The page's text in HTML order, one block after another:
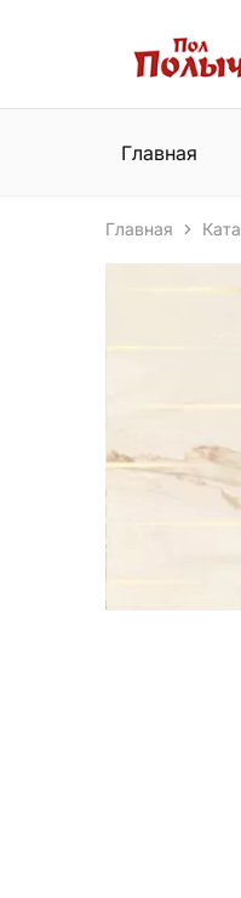
Пол
Полыч
Плиткин
Сеть
магазинов
и
Главная
Главная